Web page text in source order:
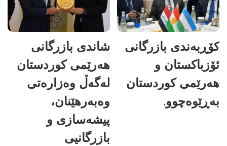
کۆڕبەندی بازرگانی
ئۆزباکستان و
هەرێمی کوردستان
بەڕێوەچوو.
شاندی بازرگانی
هەرێمی کوردستان
لەگەڵ وەزارەتی
وەبەرهێنان،
پیشەسازی و
بازرگانیی